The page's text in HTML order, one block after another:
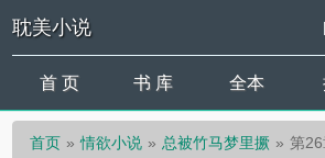
耽美小说
首 页 书 库 全本
首页 情欲小说 总被竹马梦里撅 第26